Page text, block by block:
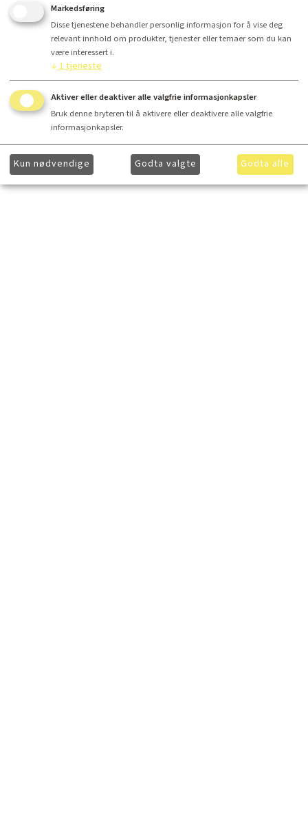
Utvidet produktbeskrivelse
finansiering? Ta kontakt medhei@lydkonsept.no
Markedsføring
Disse tjenestene behandler personlig informasjon for å vise deg
relevant innhold om produkter, tjenester eller temaer som du kan
være interessert i.
↓ 1 tjeneste
Aktiver eller deaktiver alle valgfrie informasjonkapsler
Bruk denne bryteren til å aktivere eller deaktivere alle valgfrie
informasjonkapsler.
Kun nødvendige Godta valgte Godta alle